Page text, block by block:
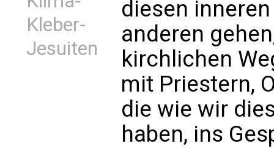
Kleber-
Jesuiten
diesen
anderen
kirchlichen
mit Priestern,
die wie wir
haben, ins